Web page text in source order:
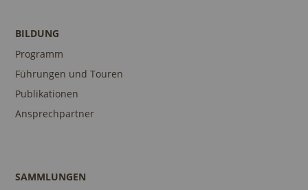
BILDUNG
Programm
Führungen und Touren
Publikationen
Ansprechpartner
SAMMLUNGEN